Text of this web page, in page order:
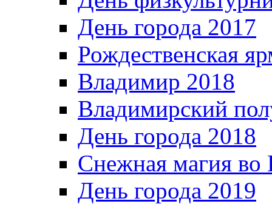
День города 2017
Рождественская
Владимир 2018
Владимирский
День города 2018
Снежная магия во
День города 2019